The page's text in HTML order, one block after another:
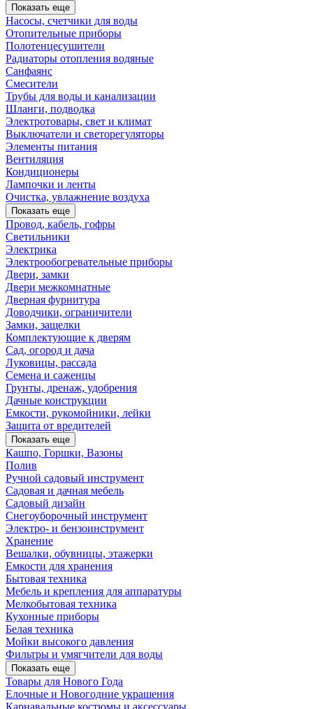
Показать еще
Насосы, счетчики для воды
Отопительные приборы
Полотенцесушители
Радиаторы отопления водяные
Санфаянс
Смесители
Трубы для воды и канализации
Шланги, подводка
Электротовары, свет и климат
Выключатели и светорегуляторы
Элементы питания
Вентиляция
Кондиционеры
Лампочки и ленты
Очистка, увлажнение воздуха
Показать еще
Провод, кабель, гофры
Светильники
Электрика
Электрообогревательные приборы
Двери, замки
Двери межкомнатные
Дверная фурнитура
Доводчики, ограничители
Замки, защелки
Комплектующие к дверям
Сад, огород и дача
Луковицы, рассада
Семена и саженцы
Грунты, дренаж, удобрения
Дачные конструкции
Емкости, рукомойники, лейки
Защита от вредителей
Показать еще
Кашпо, Горшки, Вазоны
Полив
Ручной садовый инструмент
Садовая и дачная мебель
Садовый дизайн
Снегоуборочный инструмент
Электро- и бензоинструмент
Хранение
Вешалки, обувницы, этажерки
Емкости для хранения
Бытовая техника
Мебель и крепления для аппаратуры
Мелкобытовая техника
Кухонные приборы
Белая техника
Мойки высокого давления
Фильтры и умягчители для воды
Показать еще
Товары для Нового Года
Елочные и Новогодние украшения
Карнавальные костюмы и аксессуары